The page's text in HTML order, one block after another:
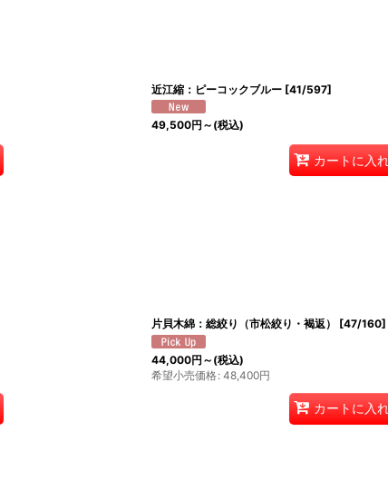
近江縮：ピーコックブルー [41/597]
49,500円 ～ (税込)
カートに入
片貝木綿：総絞り（市松絞り・褐返） [47/160]
44,000円 ～ (税込)
希望小売価格: 48,400円
カートに入